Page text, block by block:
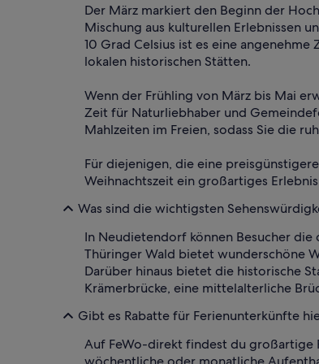
Der März markiert den Beginn der
Mischung aus kulturellen Erlebnissen
10 Grad Celsius ist es eine
lokalen historischen Stätten.
Wenn der Frühling von März bis Mai
Zeit für Naturliebhaber und
Mahlzeiten im Freien, sodass Sie die
Für diejenigen, die eine
Weihnachtszeit ein großartiges
Was sind die wichtigsten
In Neudietendorf können Besucher
Thüringer Wald bietet wunderschöne
Darüber hinaus bietet die historische
Krämerbrücke, eine mittelalterliche
Gibt es Rabatte für Ferienunterkünfte
Auf FeWo-direkt findest du großartige